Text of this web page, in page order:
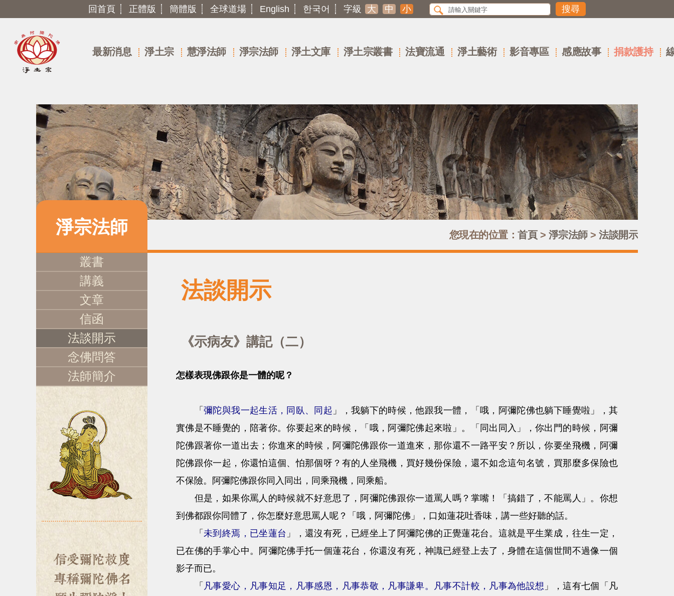
回首頁 正體版 簡體版 全球道場 English 한국어 字級 大 中 小
最新消息 淨土宗 慧淨法師 淨宗法師 淨土文庫 淨土宗叢書 法寶流通 淨土藝術 影音專區 感應故事 捐款護持
淨宗法師 您現在的位置： 首頁> 淨宗法師> 法談開示
叢書
講義
文章
信函
法談開示
念佛問答
法師簡介
法談開示
《示病友》講記（二）
怎樣表現佛跟你是一體的呢？
「彌陀與我一起生活，同臥、同起 」，我躺下的時候，他跟我一體，「哦，阿彌陀佛也躺下睡覺啦」，其
實佛是不睡覺的，陪著你。你要起來的時候，「哦，阿彌陀佛起來啦」。「同出同入」，你出門的時候，阿彌
陀佛跟著你一道出去；你進來的時候，阿彌陀佛跟你一道進來，那你還不一路平安？所以，你要坐飛機，阿彌
陀佛跟你一起，你還怕這個、怕那個呀？有的人坐飛機，買好幾份保險，還不如念這句名號，買那麼多保險也
不保險。阿彌陀佛跟你同入同出，同乘飛機，同乘船。
但是，如果你罵人的時候就不好意思了，阿彌陀佛跟你一道罵人嗎？掌嘴！「搞錯了，不能罵人」。你想
到佛都跟你同體了，你怎麼好意思罵人呢？「哦，阿彌陀佛」，口如蓮花吐香味，講一些好聽的話。
「未到終焉，已坐蓮台 」，還沒有死，已經坐上了阿彌陀佛的正覺蓮花台。這就是平生業成，往生一定，
已在佛的手掌心中。阿彌陀佛手托一個蓮花台，你還沒有死，神識已經登上去了，身體在這個世間不過像一個
影子而已。
「 凡事愛心，凡事知足，凡事感恩，凡事恭敬，凡事謙卑。凡事不計較，凡事為他設想 」，這有七個「凡